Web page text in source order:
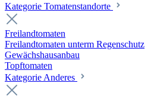
Kategorie Tomatenstandorte
Freilandtomaten
Freilandtomaten unterm Regenschutz
Gewächshausanbau
Topftomaten
Kategorie Anderes